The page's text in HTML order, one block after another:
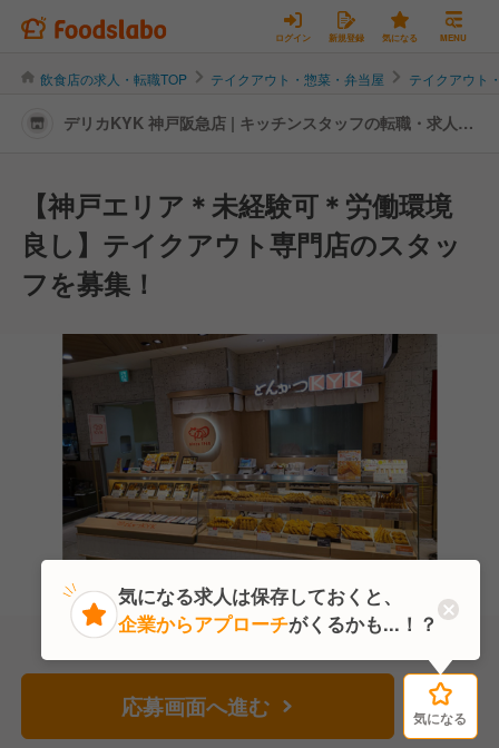
ログイン 新規登録 気になる MENU
飲食店の求人・転職TOP テイクアウト・惣菜・弁当屋 テイクアウト
デリカKYK 神戸阪急店 | キッチンスタッフの転職・求人情
【神戸エリア＊未経験可＊労働環境
良し】テイクアウト専門店のスタッ
フを募集！
応募画面へ進む 気になる
気になる
気になる求人は保存しておくと、
企業からアプローチがくるかも...！？